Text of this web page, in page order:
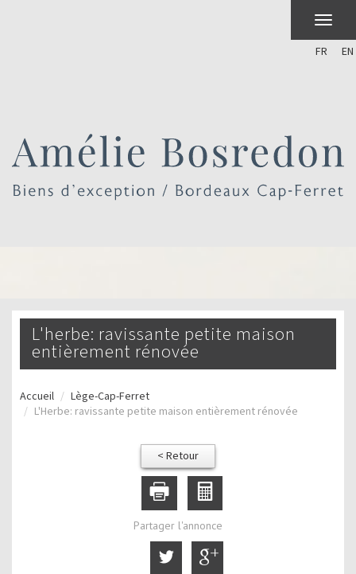
FR EN
l'herbe: ravissante petite maison
entièrement rénovée
Accueil
Lège-Cap-Ferret
L'Herbe: ravissante petite maison entièrement rénovée
< Retour
Partager l'annonce